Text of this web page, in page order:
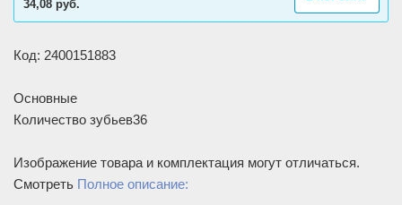
34,08 руб.
Код: 2400151883
Основные
Количество зубьев36
Изображение товара и комплектация могут отличаться.
Смотреть Полное описание: